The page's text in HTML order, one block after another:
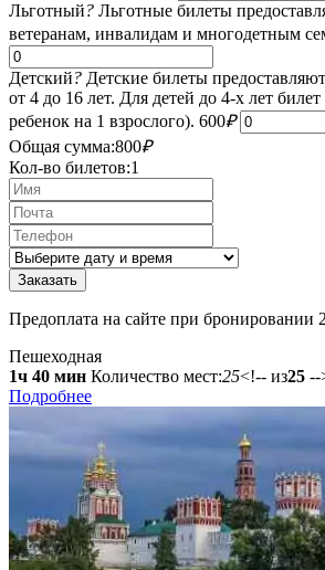
Льготный? Льготные билеты
ветеранам, инвалидам и многодетным
Детский? Детские билеты
от 4 до 16 лет. Для детей до 4-х лет билет
ребенок на 1 взрослого). 600₽
Общая сумма:800₽
Кол-во билетов:1
Предоплата на сайте при бронировании
Пешеходная
1ч 40 мин Количество мест:25<!-- из25 --
Подробнее